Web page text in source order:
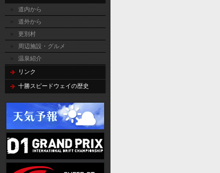
道内から
道外から
更別村
周辺施設・グルメ
温泉紹介
リンク
十勝スピードウェイの歴史